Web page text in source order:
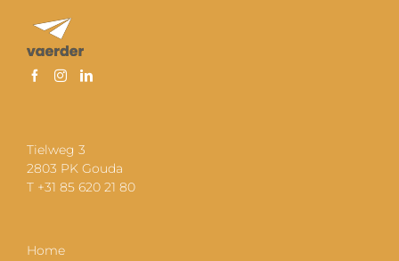
Tielweg 3
2803 PK Gouda
T +31 85 620 21 80
Home